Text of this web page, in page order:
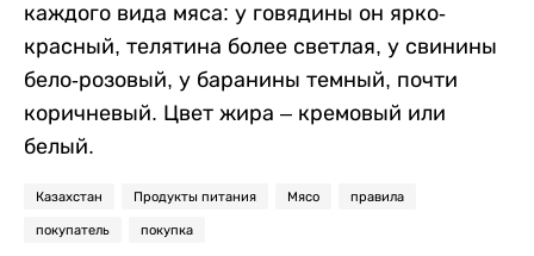
каждого вида мяса: у говядины он ярко-
красный, телятина более светлая, у свинины
бело-розовый, у баранины темный, почти
коричневый. Цвет жира – кремовый или
белый.
Казахстан Продукты питания Мясо правила
покупатель покупка